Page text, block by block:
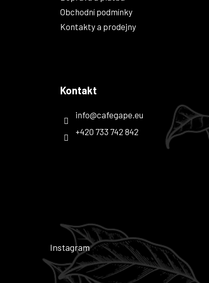
Obchodní podmínky
Kontakty a prodejny
Kontakt
info@cafegape.eu
+420 733 742 842
Instagram